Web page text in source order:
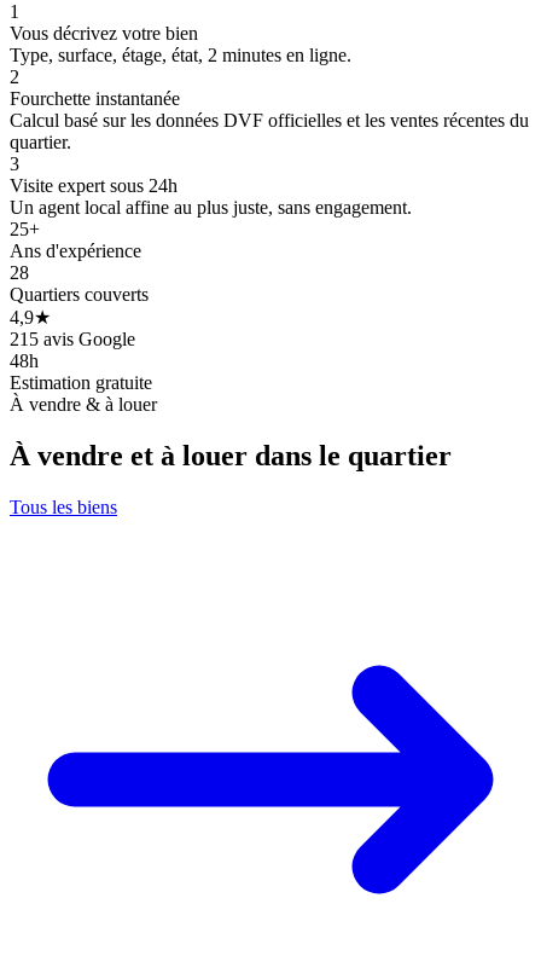
1
Vous décrivez votre bien
Type, surface, étage, état, 2 minutes en ligne.
2
Fourchette instantanée
Calcul basé sur les données DVF officielles et les ventes récentes du
quartier.
3
Visite expert sous 24h
Un agent local affine au plus juste, sans engagement.
25+
Ans d'expérience
28
Quartiers couverts
4,9★
215 avis Google
48h
Estimation gratuite
À vendre & à louer
À vendre et à louer dans le quartier
Tous les biens